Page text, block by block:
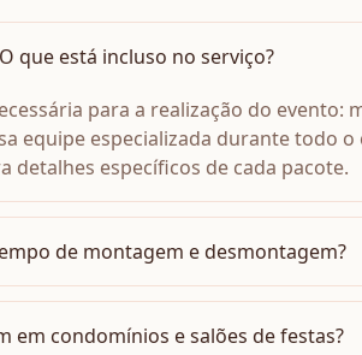
O que está incluso no serviço?
para a realização do evento:
equipe especializada durante todo o
detalhes específicos de cada pacote.
de montagem e desmontagem?
em condomínios e salões de festas?